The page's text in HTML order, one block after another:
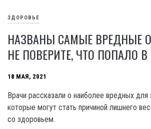
ЗДОРОВЬЕ
НАЗВАНЫ САМЫЕ ВРЕДНЫЕ
НЕ ПОВЕРИТЕ, ЧТО ПОПАЛО
18 МАЯ, 2021
Врачи рассказали о наиболее вредных
которые могут стать причиной лишнего
со здоровьем.